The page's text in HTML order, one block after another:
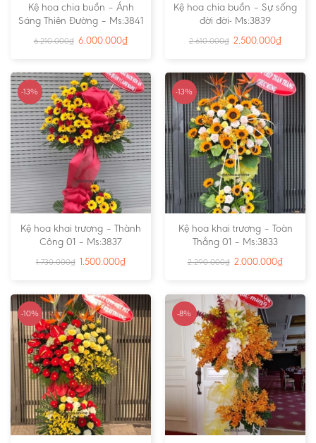
Kệ hoa chia buồn – Ánh
Sáng Thiên Đường – Ms:3841
6.210.000₫ 6.000.000₫
Kệ hoa chia buồn – Sự sống
đời đời- Ms:3839
2.610.000₫ 2.500.000₫
-13%
Kệ hoa khai trương – Thành
Công 01 – Ms:3837
1.730.000₫ 1.500.000₫
-13%
Kệ hoa khai trương – Toàn
Thắng 01 – Ms:3833
2.290.000₫ 2.000.000₫
-10% -8%